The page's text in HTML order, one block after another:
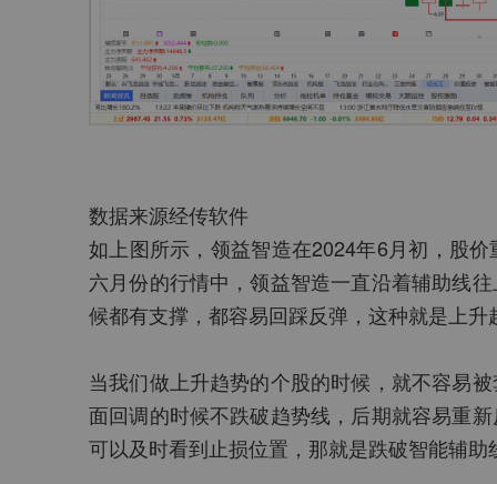
数据来源经传软件
如上图所示，领益智造在2024年6月初，股
六月份的行情中，领益智造一直沿着辅助线
候都有支撑，都容易回踩反弹，这种就是上升
当我们做上升趋势的个股的时候，就不容易
面回调的时候不跌破趋势线，后期就容易重
可以及时看到止损位置，那就是跌破智能辅